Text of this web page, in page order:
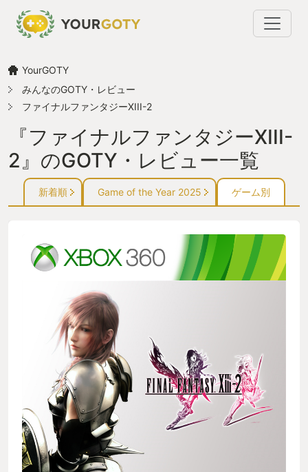
YourGOTY
みんなのGOTY・レビュー
ファイナルファンタジーXIII-2
『ファイナルファンタジーXIII-
2』のGOTY・レビュー一覧
新着順 Game of the Year 2025 ゲーム別